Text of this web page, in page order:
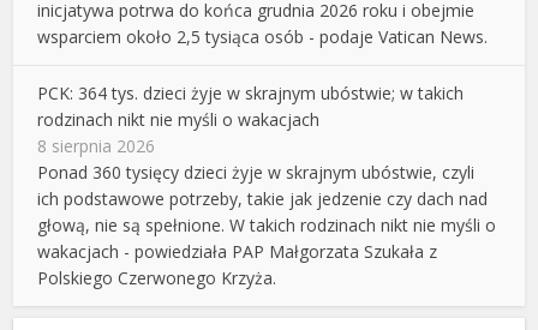
inicjatywa potrwa do końca grudnia 2026 roku i obejmie
wsparciem około 2,5 tysiąca osób - podaje Vatican News.
PCK: 364 tys. dzieci żyje w skrajnym ubóstwie; w takich
rodzinach nikt nie myśli o wakacjach
8 sierpnia 2026
Ponad 360 tysięcy dzieci żyje w skrajnym ubóstwie, czyli
ich podstawowe potrzeby, takie jak jedzenie czy dach nad
głową, nie są spełnione. W takich rodzinach nikt nie myśli o
wakacjach - powiedziała PAP Małgorzata Szukała z
Polskiego Czerwonego Krzyża.